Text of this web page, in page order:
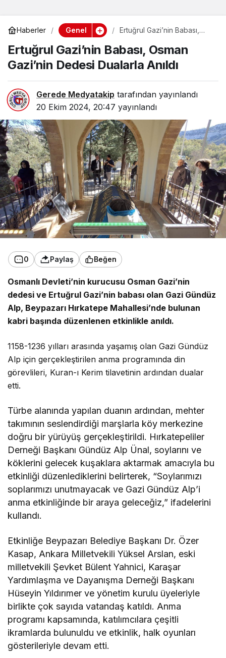
Haberler Genel
Ertuğrul Gazi’nin Babası,
Dualarla Anıldı
Ertuğrul Gazi’nin Babası, Osman
Gazi’nin Dedesi Dualarla Anıldı
Gerede Medyatakip tarafından yayınlandı
20 Ekim 2024, 20:47 yayınlandı
0 Paylaş Beğen
Osmanlı Devleti’nin kurucusu Osman Gazi’nin
dedesi ve Ertuğrul Gazi’nin babası olan Gazi Gündüz
Alp, Beypazarı Hırkatepe Mahallesi’nde bulunan
kabri başında düzenlenen etkinlikle anıldı.
1158-1236 yılları arasında yaşamış olan Gazi Gündüz
Alp için gerçekleştirilen anma programında din
görevlileri, Kuran-ı Kerim tilavetinin ardından dualar
etti.
Türbe alanında yapılan duanın ardından, mehter
takımının seslendirdiği marşlarla köy merkezine
doğru bir yürüyüş gerçekleştirildi. Hırkatepeliler
Derneği Başkanı Gündüz Alp Ünal, soylarını ve
köklerini gelecek kuşaklara aktarmak amacıyla bu
etkinliği düzenlediklerini belirterek, “Soylarımızı
soplarımızı unutmayacak ve Gazi Gündüz Alp’i
anma etkinliğinde bir araya geleceğiz,” ifadelerini
kullandı.
Etkinliğe Beypazarı Belediye Başkanı Dr. Özer
Kasap, Ankara Milletvekili Yüksel Arslan, eski
milletvekili Şevket Bülent Yahnici, Karaşar
Yardımlaşma ve Dayanışma Derneği Başkanı
Hüseyin Yıldırımer ve yönetim kurulu üyeleriyle
birlikte çok sayıda vatandaş katıldı. Anma
programı kapsamında, katılımcılara çeşitli
ikramlarda bulunuldu ve etkinlik, halk oyunları
gösterileriyle devam etti.